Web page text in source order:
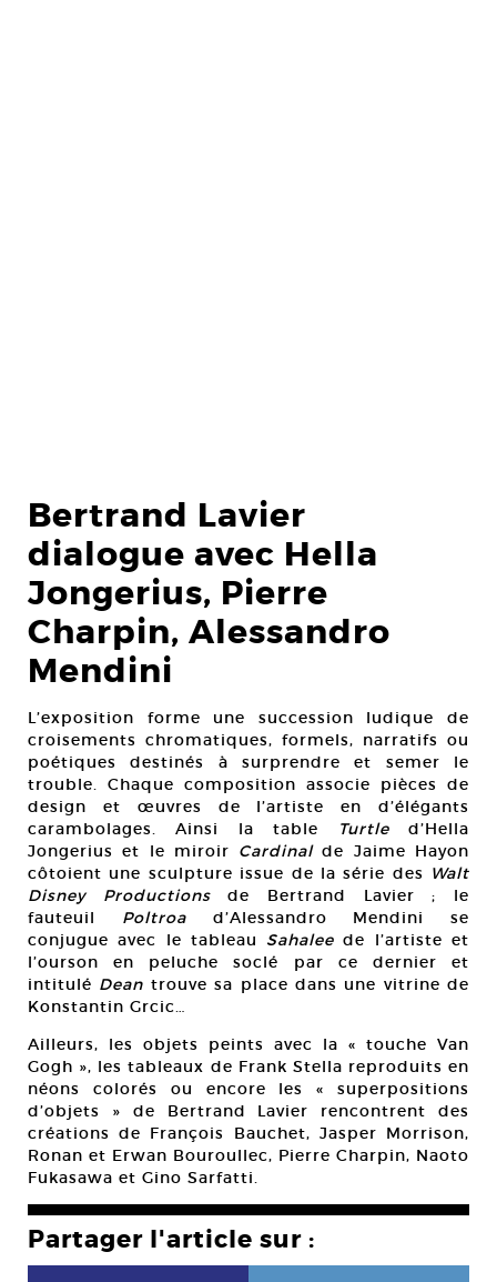
Bertrand Lavier
dialogue avec Hella
Jongerius, Pierre
Charpin, Alessandro
Mendini
L’exposition forme une succession ludique de
croisements chromatiques, formels, narratifs ou
poétiques destinés à surprendre et semer le
trouble. Chaque composition associe pièces de
design et œuvres de l’artiste en d’élégants
carambolages. Ainsi la table
Turtled’Hella
Jongerius et le miroir Cardinalde Jaime Hayon
côtoient une sculpture issue de la série des Walt
Disney Productionsde Bertrand Lavier ; le
fauteuil Poltroad’Alessandro Mendini se
conjugue avec le tableau Sahalee de l’artiste et
l’ourson en peluche soclé par ce dernier et
intitulé Dean trouve sa place dans une vitrine de
Konstantin Grcic…
Ailleurs, les objets peints avec la « touche Van
Gogh », les tableaux de Frank Stella reproduits en
néons colorés ou encore les « superpositions
d’objets » de Bertrand Lavier rencontrent des
créations de François Bauchet, Jasper Morrison,
Ronan et Erwan Bouroullec, Pierre Charpin, Naoto
Fukasawa et Gino Sarfatti.
Partager l'article sur :